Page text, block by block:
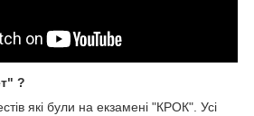
?
які були на екзамені "КРОК". Усі